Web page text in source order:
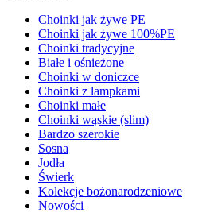
Choinki jak żywe PE
Choinki jak żywe 100%PE
Choinki tradycyjne
Białe i ośnieżone
Choinki w doniczce
Choinki z lampkami
Choinki małe
Choinki wąskie (slim)
Bardzo szerokie
Sosna
Jodła
Świerk
Kolekcje bożonarodzeniowe
Nowości